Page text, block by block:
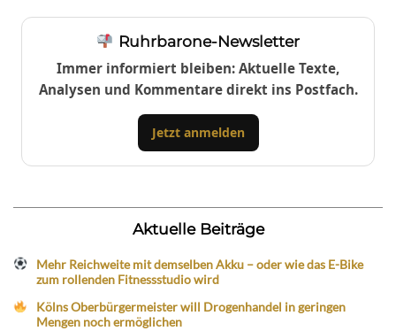
Ruhrbarone-Newsletter
Immer informiert bleiben: Aktuelle Texte,
Analysen und Kommentare direkt ins Postfach.
Jetzt anmelden
Aktuelle Beiträge
Mehr Reichweite mit demselben Akku – oder wie das E-Bike
zum rollenden Fitnessstudio wird
Kölns Oberbürgermeister will Drogenhandel in geringen
Mengen noch ermöglichen